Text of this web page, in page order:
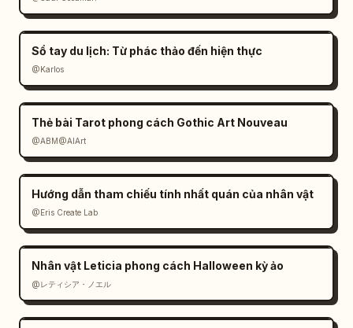
Sổ tay du lịch: Từ phác thảo đến hiện thực
@Karlos
Thẻ bài Tarot phong cách Gothic Art Nouveau
@ABM@AIArt
Hướng dẫn tham chiếu tính nhất quán của nhân vật
@Eris Create Lab
Nhân vật Leticia phong cách Halloween kỳ ảo
@レティシア・ノエル